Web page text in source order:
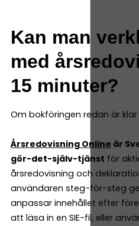
Kan man
med
15 minuter?
Om bokföringen redan är
Årsredovisning Online är
gör-det-själv-tjänst för
årsredovisning och
användaren steg-för-steg
anpassar innehållet efter
att läsa in en SIE-fil, eller